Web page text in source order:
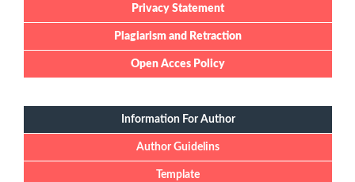
Privacy Statement
Plagiarism and Retraction
Open Acces Policy
Information For Author
Author Guidelins
Template